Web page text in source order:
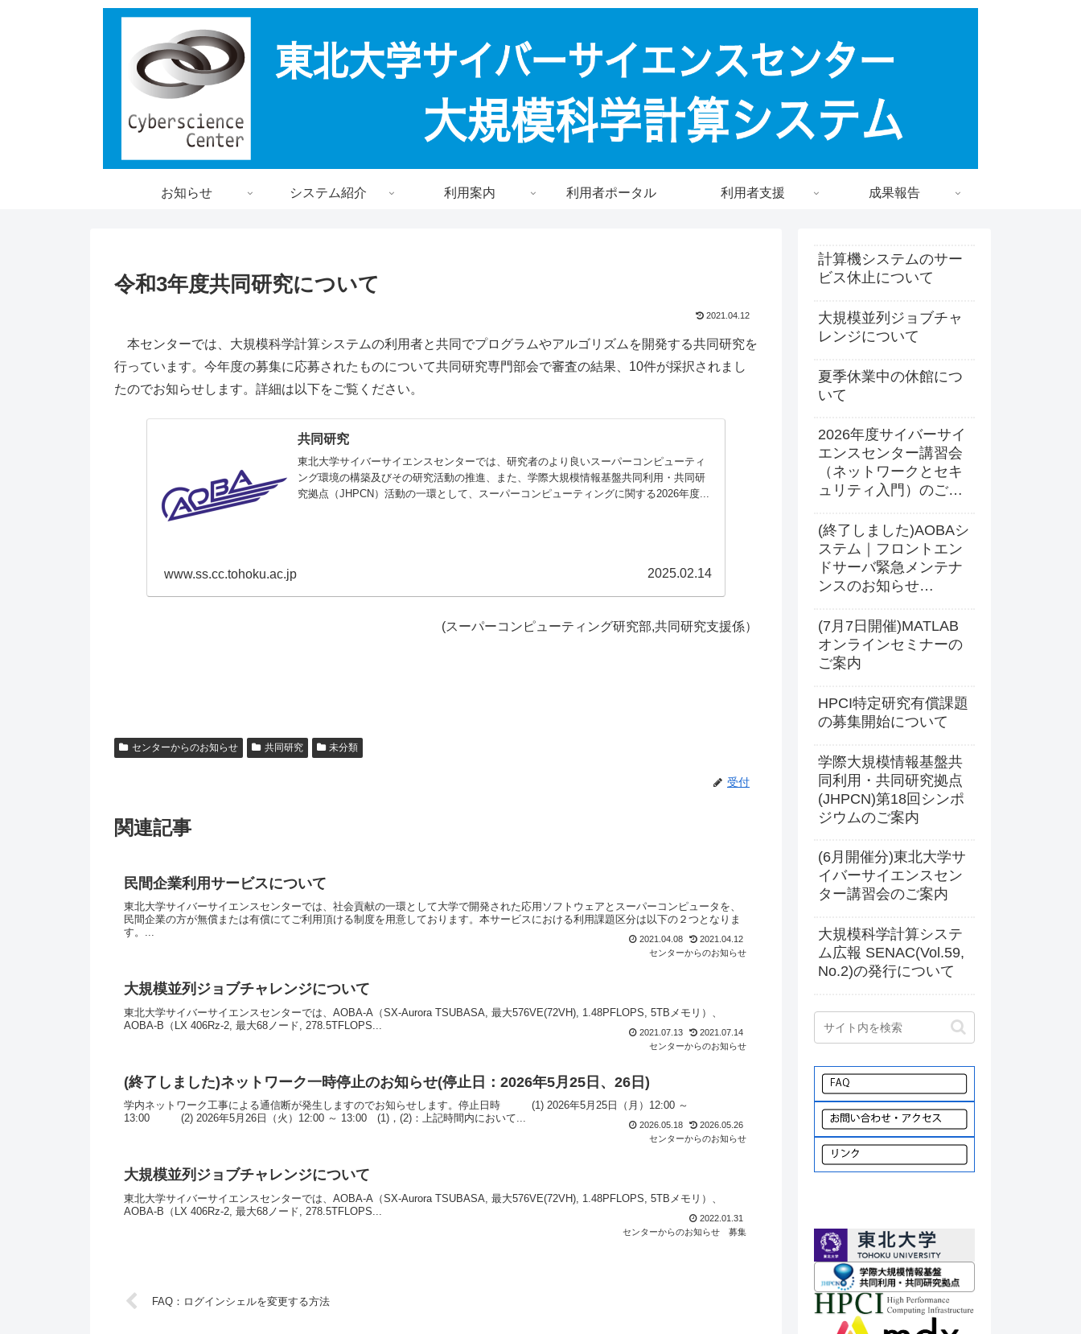
お知らせ システム紹介 利用案内 利用者ポータル 利用者支援 成果報告
令和3年度共同研究について
2021.04.12
本センターでは、大規模科学計算システムの利用者と共同でプログラムやアルゴリズムを開発する共同研究を
行っています。今年度の募集に応募されたものについて共同研究専門部会で審査の結果、10件が採択されまし
たのでお知らせします。詳細は以下をご覧ください。
共同研究
東北大学サイバーサイエンスセンターでは、研究者のより良いスーパーコンピューティ
ング環境の構築及びその研究活動の推進、また、学際大規模情報基盤共同利用・共同研
究拠点（JHPCN）活動の一環として、スーパーコンピューティングに関する2026年度...
www.ss.cc.tohoku.ac.jp 2025.02.14
(スーパーコンピューティング研究部,共同研究支援係）
センターからのお知らせ 共同研究 未分類
受付
関連記事
民間企業利用サービスについて
東北大学サイバーサイエンスセンターでは、社会貢献の一環として大学で開発された応用ソフトウェアとスーパーコンピュータを、
民間企業の方が無償または有償にてご利用頂ける制度を用意しております。本サービスにおける利用課題区分は以下の２つとなりま
す。...
2021.04.08
2021.04.12
センターからのお知らせ
大規模並列ジョブチャレンジについて
東北大学サイバーサイエンスセンターでは、AOBA-A（SX-Aurora TSUBASA, 最大576VE(72VH), 1.48PFLOPS, 5TBメモリ）、
AOBA-B（LX 406Rz-2, 最大68ノード, 278.5TFLOPS...
2021.07.13
2021.07.14
センターからのお知らせ
(終了しました)ネットワーク一時停止のお知らせ(停止日：2026年5月25日、26日)
学内ネットワーク工事による通信断が発生しますのでお知らせします。停止日時 (1) 2026年5月25日（月）12:00 ～
13:00 (2) 2026年5月26日（火）12:00 ～ 13:00 (1)，(2)：上記時間内において...
2026.05.18
2026.05.26
センターからのお知らせ
大規模並列ジョブチャレンジについて
東北大学サイバーサイエンスセンターでは、AOBA-A（SX-Aurora TSUBASA, 最大576VE(72VH), 1.48PFLOPS, 5TBメモリ）、
AOBA-B（LX 406Rz-2, 最大68ノード, 278.5TFLOPS...
2022.01.31
センターからのお知らせ
募集
FAQ：ログインシェルを変更する方法
計算機システムのサー
ビス休止について
大規模並列ジョブチャ
レンジについて
夏季休業中の休館につ
いて
2026年度サイバーサイ
エンスセンター講習会
（ネットワークとセキ
ュリティ入門）のご案
(終了しました)AOBAシ
ステム｜フロントエン
ドサーバ緊急メンテナ
ンスのお知らせ
(7月7日開催)MATLAB
オンラインセミナーの
ご案内
HPCI特定研究有償課題
の募集開始について
学際大規模情報基盤共
同利用・共同研究拠点
(JHPCN)第18回シンポ
ジウムのご案内
(6月開催分)東北大学サ
イバーサイエンスセン
ター講習会のご案内
大規模科学計算システ
ム広報 SENAC(Vol.59,
No.2)の発行について